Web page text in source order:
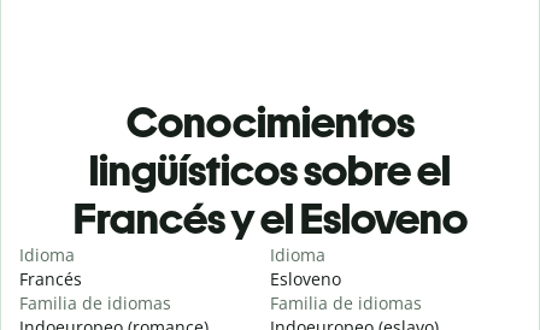
Conocimientos
lingüísticos sobre el
Francés y el Esloveno
Idioma
Francés
Familia de idiomas
Idioma
Esloveno
Familia de idiomas